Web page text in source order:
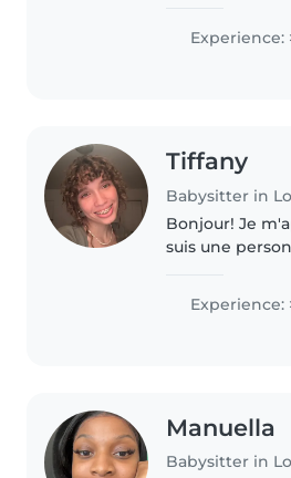
avec des
petits de tous
Experience:
Tiffany
Babysitter in
Bonjour! Je
suis une
et jouer avec eux.
Experience:
Manuella
Babysitter in